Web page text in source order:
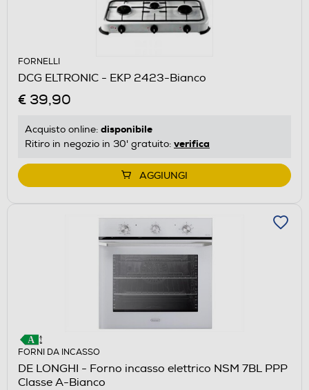
FORNELLI
DCG ELTRONIC - EKP 2423-Bianco
€ 39,90
Acquisto online: disponibile
Ritiro in negozio in 30' gratuito: verifica
AGGIUNGI
FORNI DA INCASSO
DE LONGHI - Forno incasso elettrico NSM 7BL PPP
Classe A-Bianco